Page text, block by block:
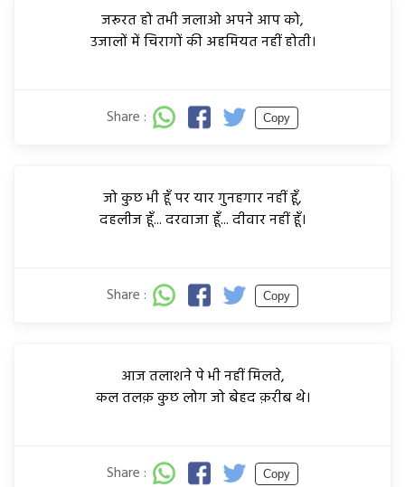
जरूरत हो तभी जलाओ अपने आप को,
उजालों में चिरागों की अहमियत नहीं होती।
Share : Copy
जो कुछ भी हूँ पर यार गुनहगार नहीं हूँ,
दहलीज हूँ... दरवाजा हूँ... दीवार नहीं हूँ।
Share : Copy
आज तलाशने पे भी नहीं मिलते,
कल तलक़ कुछ लोग जो बेहद क़रीब थे।
Share : Copy